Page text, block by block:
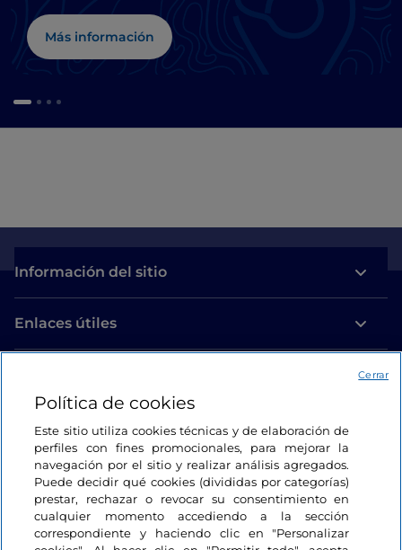
Chianti
Más información
Información del sitio
Enlaces útiles
Estamos en contacto
Política de cookies
Este sitio utiliza cookies técnicas y de elaboración de
perfiles con fines promocionales, para mejorar la
navegación por el sitio y realizar análisis agregados.
Puede decidir qué cookies (divididas por categorías)
prestar, rechazar o revocar su consentimiento en
cualquier momento accediendo a la sección
correspondiente y haciendo clic en "Personalizar
Cerrar